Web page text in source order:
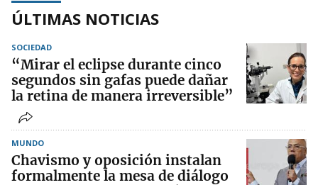
ÚLTIMAS NOTICIAS
SOCIEDAD
“Mirar el eclipse durante cinco
segundos sin gafas puede dañar
la retina de manera irreversible”
MUNDO
Chavismo y oposición instalan
formalmente la mesa de diálogo